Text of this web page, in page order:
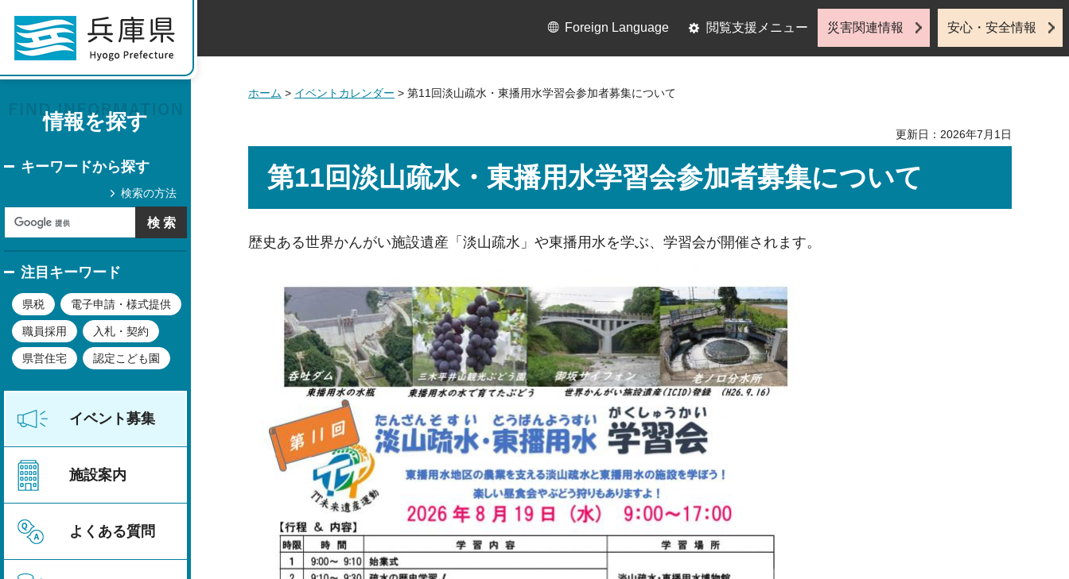
情報を探す
キーワードから探す
検索の方法
注目キーワード
県税 電子申請・様式提供
職員採用 入札・契約
県営住宅 認定こども園
イベント募集
施設案内
よくある質問
Foreign Language 閲覧支援メニュー 災害関連情報 安心・安全情報
ホーム > イベントカレンダー > 第11回淡山疏水・東播用水学習会参加者募集について
更新日：2026年7月1日
第11回淡山疏水・東播用水学習会参加者募集について
歴史ある世界かんがい施設遺産「淡山疏水」や東播用水を学ぶ、学習会が開催されます。